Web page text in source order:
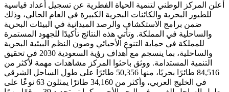
أعلن المركز الوطني لتنمية الحياة الفطرية عن تسجيل أعداد قياسية
للطيور البحرية والكائنات البحرية الكبيرة في العام الحالي، وذلك
ضمن برامج الاستكشاف والرصد الميدانية في البيئات البحرية
والساحلية في المملكة. وتأتي هذه النتائج تأكيدًا للجهود المستمرة
للمملكة في حماية التنوع الأحيائي وصون النظم البيئية البحرية
والساحلية، بما ينسجم مع أهداف رؤية السعودية 2030 في تحقيق
التنمية المستدامة. ووثق باحثوا المركز مشاهدات مهمة لأكثر من
84,516 طائرًا بحريًا، منها 50,356 طائرًا على طول الساحل الشرقي
في الخليج العربي، وأكثر من 34,160 طائرًا يمثلون 63 نوعًا على